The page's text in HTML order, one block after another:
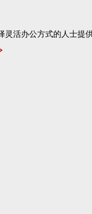
灵活办公方式的人士提